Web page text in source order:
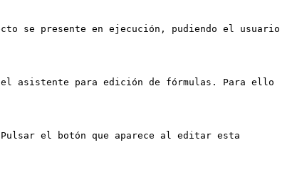
se presente en ejecución, pudiendo el usuario
asistente para edición de fórmulas. Para ello
el botón que aparece al editar esta